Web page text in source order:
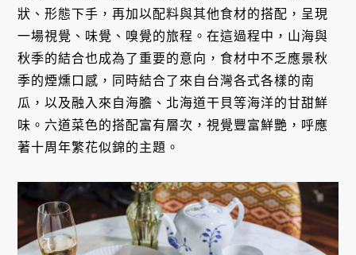
狀、形態下手，再加以配料與其他食材的搭配，呈現
一場視覺、味覺、嗅覺的旅程。在這過程中，山海與
秋季的結合也成為了重要的意向，食材中不乏應景秋
季的煙燻口感，同時結合了來自台灣各式各樣的南
瓜，以及融入來自海膽、北海道干貝等海洋的甘甜鮮
味。六道菜色的搭配富有層次，視覺豐富鮮艷，呼應
著十周年繁花似錦的主題。